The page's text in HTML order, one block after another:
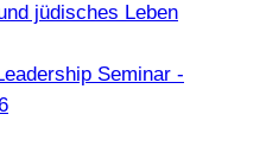
jüdisches Leben
Seminar -